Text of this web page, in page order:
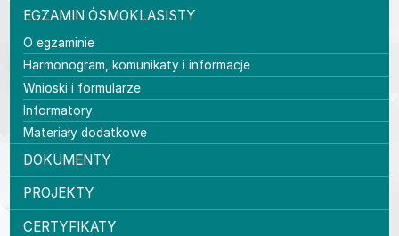
EGZAMIN ÓSMOKLASISTY
O egzaminie
Harmonogram, komunikaty i informacje
Wnioski i formularze
Informatory
Materiały dodatkowe
DOKUMENTY
PROJEKTY
CERTYFIKATY